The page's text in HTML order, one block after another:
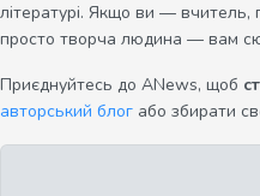
літературі. Якщо ви — вчитель,
просто творча людина — вам
Приєднуйтесь до ANews, щоб
авторський блог або збирати